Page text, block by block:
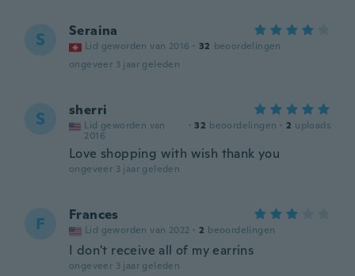
S Seraina
Lid geworden van 2016 · 32 beoordelingen
ongeveer 3 jaar geleden
S sherri
Lid geworden van
2016
· 32 beoordelingen · 2 uploads
Love shopping with wish thank you
ongeveer 3 jaar geleden
F Frances
Lid geworden van 2022 · 2 beoordelingen
I don't receive all of my earrins
ongeveer 3 jaar geleden